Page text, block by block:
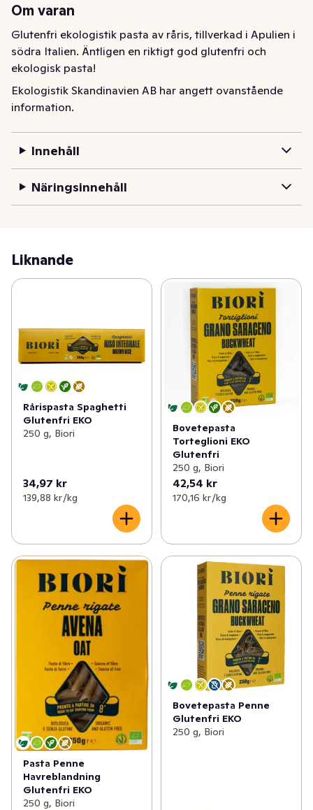
Om varan
Glutenfri ekologistik pasta av råris, tillverkad i Apulien i
södra Italien. Äntligen en riktigt god glutenfri och
ekologisk pasta!
Ekologistik Skandinavien AB har angett ovanstående
information.
Innehåll
Näringsinnehåll
Liknande
Rårispasta Spaghetti
Glutenfri EKO
250 g, Biori
34,97 kr
139,88 kr /kg
Bovetepasta
Torteglioni EKO
Glutenfri
250 g, Biori
42,54 kr
170,16 kr /kg
Pasta Penne
Havreblandning
Glutenfri EKO
250 g, Biori
Bovetepasta Penne
Glutenfri EKO
250 g, Biori